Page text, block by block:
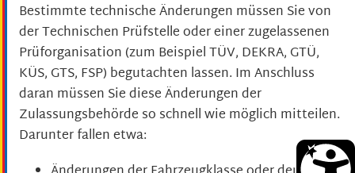
Bestimmte technische Änderungen müssen Sie von
der Technischen Prüfstelle oder einer zugelassenen
Prüforganisation (zum Beispiel TÜV, DEKRA, GTÜ,
KÜS, GTS, FSP) begutachten lassen. Im Anschluss
daran müssen Sie diese Änderungen der
Zulassungsbehörde so schnell wie möglich mitteilen.
Darunter fallen etwa: